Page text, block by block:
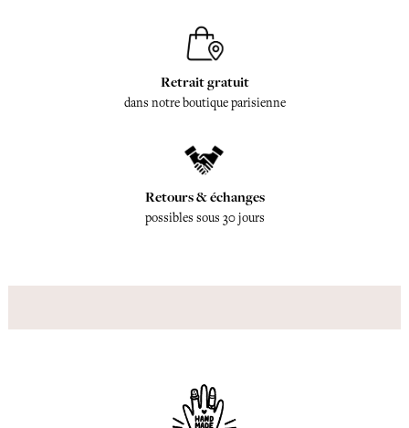
Retrait gratuit
dans notre boutique parisienne
Retours & échanges
possibles sous 30 jours